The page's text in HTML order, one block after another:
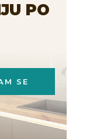
PO
SE